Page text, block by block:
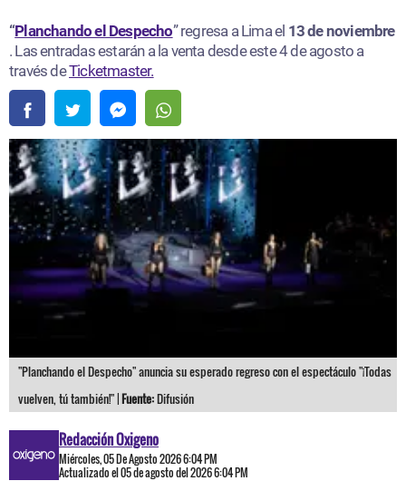
“Planchando el Despecho” regresa a Lima el 13 de noviembre
. Las entradas estarán a la venta desde este 4 de agosto a
través deTicketmaster.
"Planchando el Despecho" anuncia su esperado regreso con el espectáculo "¡Todas
vuelven, tú también!" |Fuente:Difusión
Redacción Oxigeno
Miércoles, 05 De Agosto 2026 6:04 PM
Actualizado el 05 de agosto del 2026 6:04 PM